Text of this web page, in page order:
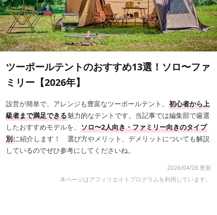
ツーポールテントのおすすめ13選！ソロ〜ファ
ミリー【2026年】
設営が簡単で、アレンジも豊富なツーポールテント。 初心者から上
級者まで満足できる魅力的なテントです。当記事では編集部で厳選
したおすすめモデルを、 ソロ〜2人向き・ファミリー向きのタイプ
別に紹介します！ 選び方やメリット、デメリットについても解説
しているのでぜひ参考にしてくださいね。
2026/04/28 更新
本ページはアフィリエイトプログラムを利用しています。